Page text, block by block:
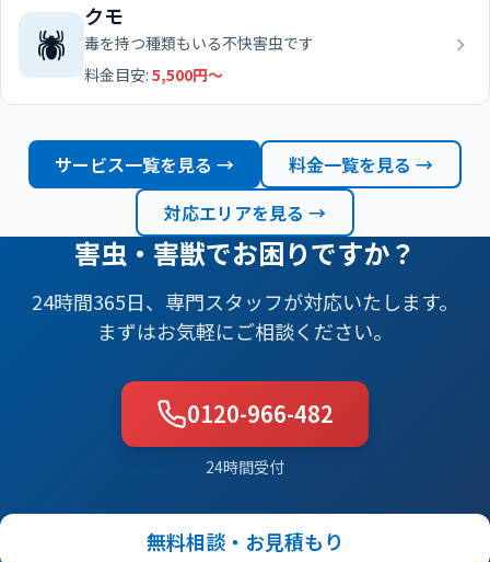
🕷️
クモ
毒を持つ種類もいる不快害虫です
料金目安: 5,500円〜
サービス一覧を見る →
料金一覧を見る →
対応エリアを見る →
害虫・害獣でお困りですか？
24時間365日、専門スタッフが対応いたします。
まずはお気軽にご相談ください。
0120-966-482
24時間受付
無料相談・お見積もり